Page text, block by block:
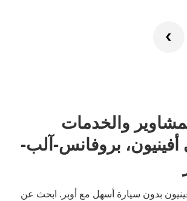
والخدمات
بروفانس-آلب-
بدون سيارة أسهل مع أوبر. ابحث عن